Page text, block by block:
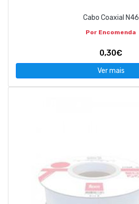
Cabo Coaxial N46
Por Encomenda
0,30€
Ver mais